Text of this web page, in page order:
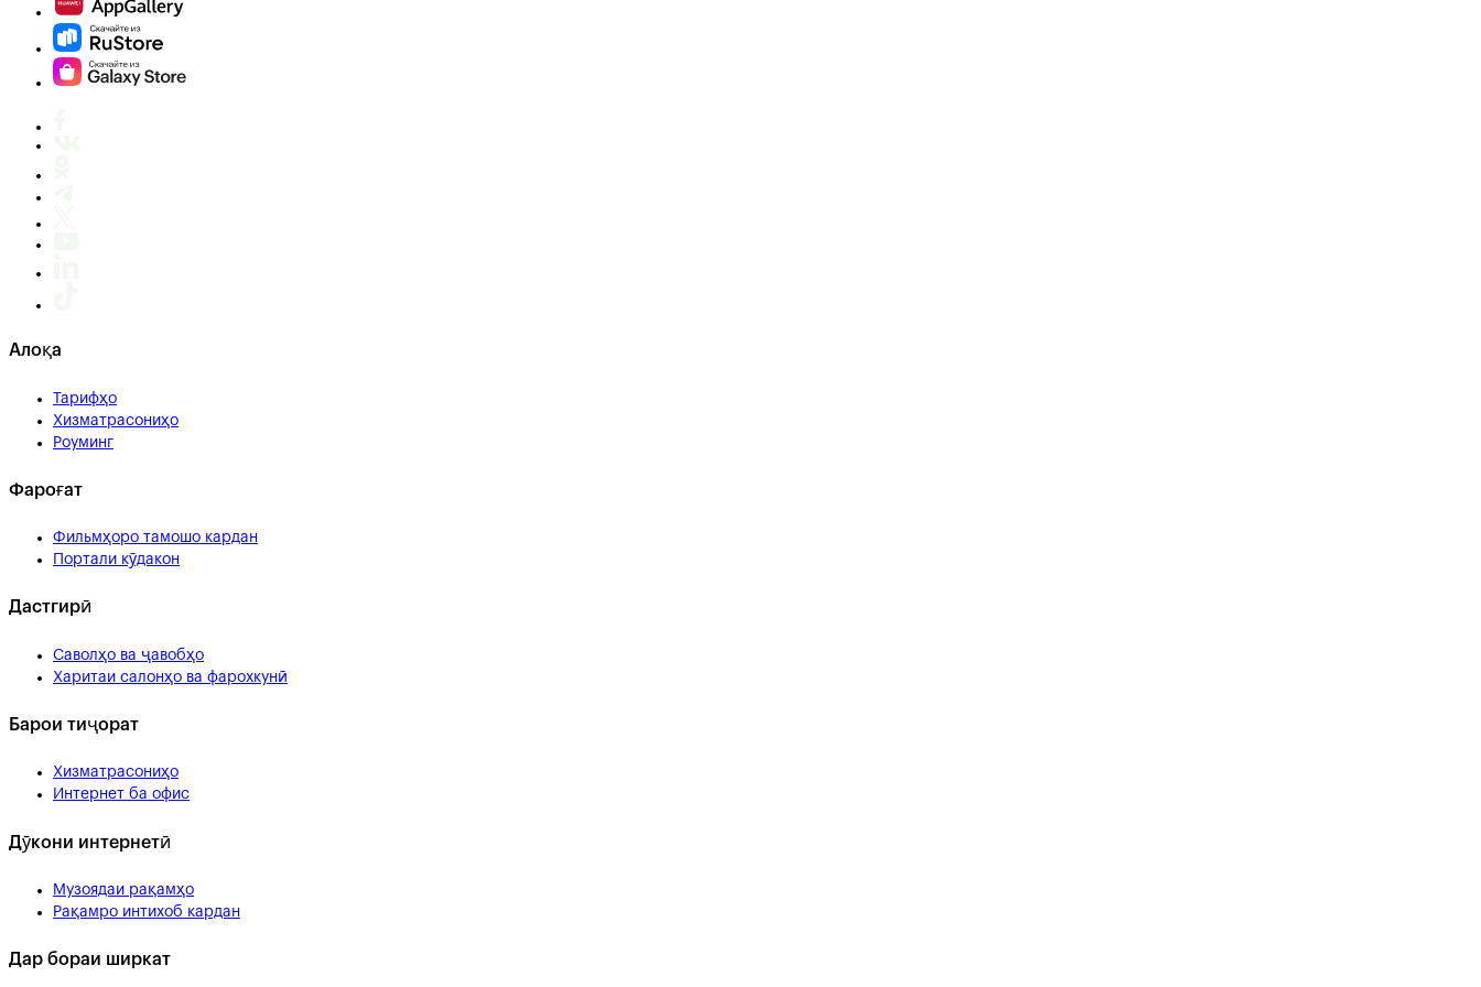
Алоқа
Тарифҳо
Хизматрасониҳо
Роуминг
Фароғат
Фильмҳоро тамошо кардан
Портали кӯдакон
Дастгирӣ
Саволҳо ва ҷавобҳо
Харитаи салонҳо ва фарохкунӣ
Барои тиҷорат
Хизматрасониҳо
Интернет ба офис
Дӯкони интернетӣ
Музоядаи рақамҳо
Рақамро интихоб кардан
Дар бораи ширкат